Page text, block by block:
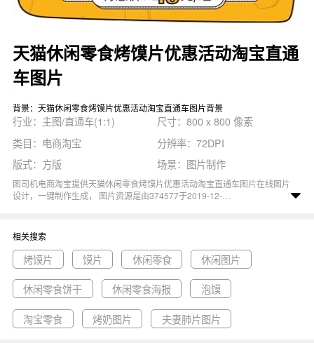
天猫休闲零食烤馍片优惠活动淘宝直通
车图片
背景：天猫休闲零食烤馍片优惠活动淘宝直通车图片背景
行业：主图/直通车(1:1)
尺寸：800 x 800 像素
类目：电商淘宝
分辨率：72DPI
版式：方版
场景：图片制作
图司机电商淘宝提供天猫休闲零食烤馍片优惠活动淘宝直通车图片在线图片
设计，一键制作生成， 图片资源是由374577于2019-12-
图片图属于优惠, 天猫, 休闲, 零食, 食品饮料主题。 主要用于主图/直通车
(1:1)行业，为您推荐与天猫休闲零食烤馍片优惠活动淘宝直通车图片相关的
专题烤馍片, 馍片, 休闲零食等优质图片模板资源。
相关搜索
烤馍片 馍片 休闲零食 休闲图片
休闲零食饼干 休闲零食海报 泡馍
淘宝零食 烤奶图片 夫妻肺片图片